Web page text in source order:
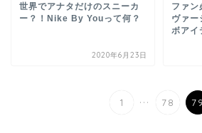
世界でアナタだけのスニーカ
ー？！Nike By Youって何？
2020年6月23日
ファン
ヴァー
ボアイ
1 ... 78 79